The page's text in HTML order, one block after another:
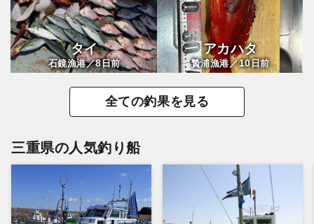
タイ
石鏡漁港／8日前
アカハタ
贄浦漁港／10日前
全ての釣果を見る
三重県の人気釣り船